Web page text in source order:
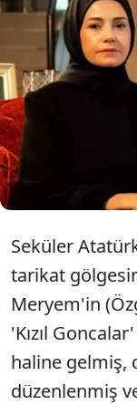
Seküler
tarikat
Meryem'in
'Kızıl
haline gelmiş,
düzenlenmiş